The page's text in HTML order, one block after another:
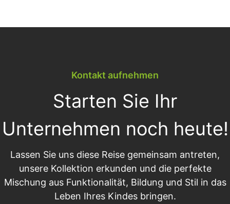
Kontakt aufnehmen
Starten Sie Ihr
Unternehmen noch heute!
Lassen Sie uns diese Reise gemeinsam antreten,
unsere Kollektion erkunden und die perfekte
Mischung aus Funktionalität, Bildung und Stil in das
Leben Ihres Kindes bringen.